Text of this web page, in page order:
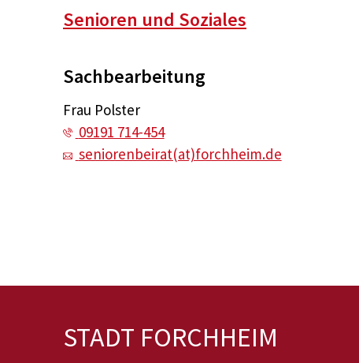
Senioren und Soziales
Sachbearbeitung
Frau Polster
09191 714-454
seniorenbeirat(at)forchheim.de
STADT FORCHHEIM